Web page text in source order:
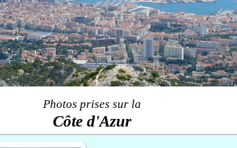
Photos prises sur la
Côte d'Azur